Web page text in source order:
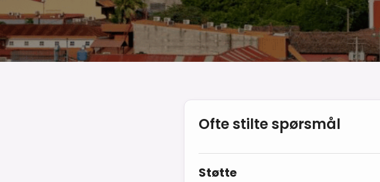
Ofte stilte spørsmål
Støtte